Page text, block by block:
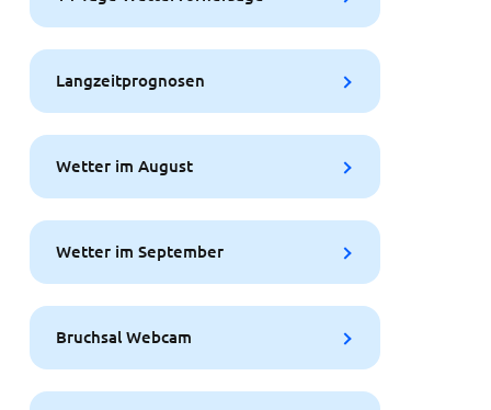
Langzeitprognosen
Wetter im August
Wetter im September
Bruchsal Webcam